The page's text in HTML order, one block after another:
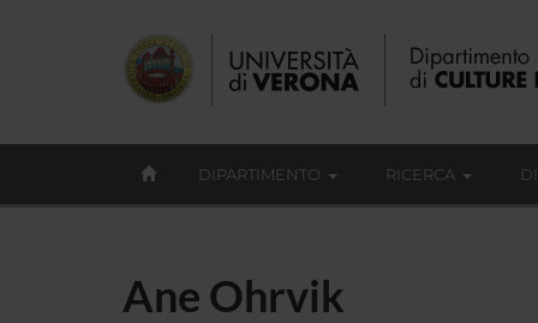
DIPARTIMENTO RICERCA
Ane Ohrvik